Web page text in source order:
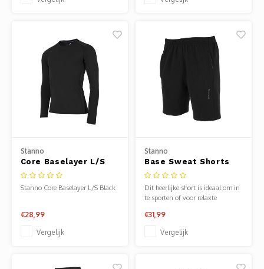
bevat een elastische tailleband,
Stanno
Core Baselayer L/S
Black
Stanno Core Baselayer L/S Black
€28,99
Vergelijk
Stanno
Base Sweat Shorts
Dit heerlijke short is ideaal om in
te sporten of voor relaxte
€31,99
Vergelijk